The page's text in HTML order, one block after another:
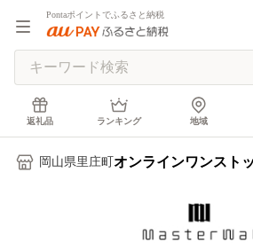
Pontaポイントでふるさと納税
返礼品 ランキング 地域
岡山県里庄町 オンラインワンスト